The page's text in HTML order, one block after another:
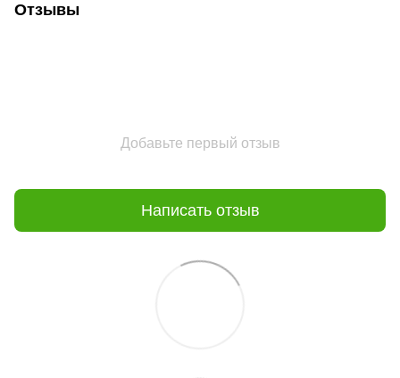
Отзывы
Добавьте первый отзыв
Написать отзыв